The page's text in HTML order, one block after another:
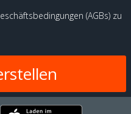
(AGBs) zu